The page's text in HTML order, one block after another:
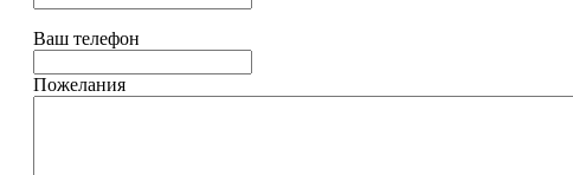
Ваш телефон
Пожелания